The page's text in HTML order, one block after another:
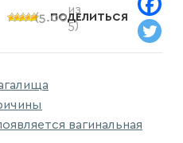
(5.00из
5)
ПОДЕЛИТЬСЯ
вагинальная